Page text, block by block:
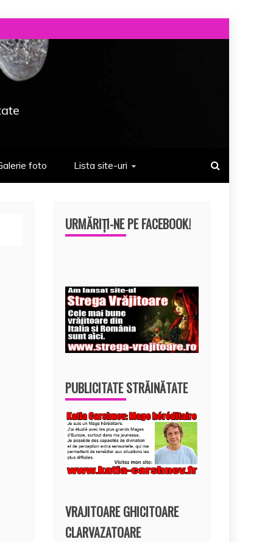
foto Lista site-uri
URMĂRIȚI-NE PE FACEBOOK!
PUBLICITATE STRĂINĂTATE
VRAJITOARE GHICITOARE
CLARVAZATOARE